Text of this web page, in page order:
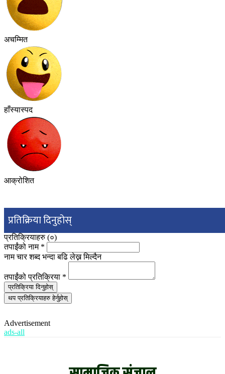
अचम्मित
हाँस्यास्पद
आक्रोशित
प्रतिक्रिया दिनुहोस्
प्रतिक्रियाहरु (०)
तपाईंको नाम *
नाम चार शब्द भन्दा बढि लेख्न मिल्दैन
तपाईंको प्रतिक्रिया *
प्रतिक्रिया दिनुहोस्
थप प्रतिक्रियाहरु हेर्नुहोस्
Advertisement
ads-all